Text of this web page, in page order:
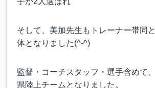
そして、美加先生もトレーナー帯同
体となりました(^-^)
監督・コーチスタッフ・選手含めて
県陸上チームとなりました。